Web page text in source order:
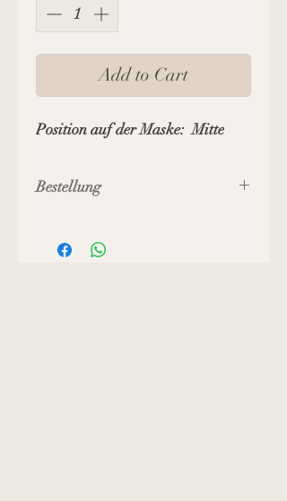
Add to Cart
Position auf der Maske: Mitte
Bestellung
Verbindung mit einer Masken-